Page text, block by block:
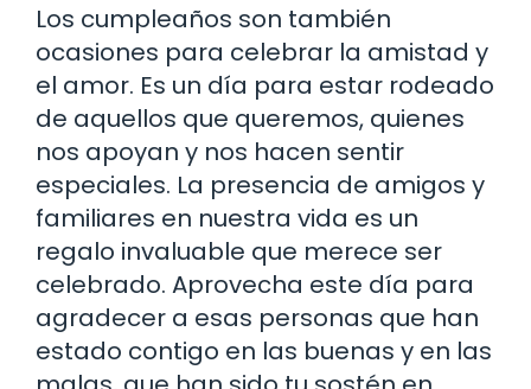
Los cumpleaños son también
ocasiones para celebrar la amistad y
el amor. Es un día para estar rodeado
de aquellos que queremos, quienes
nos apoyan y nos hacen sentir
especiales. La presencia de amigos y
familiares en nuestra vida es un
regalo invaluable que merece ser
celebrado. Aprovecha este día para
agradecer a esas personas que han
estado contigo en las buenas y en las